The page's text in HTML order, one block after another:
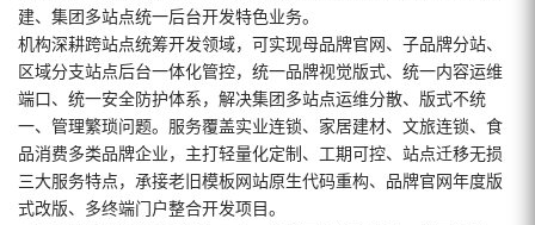
建、集团多站点统一后台开发特色业务。
机构深耕跨站点统筹开发领域，可实现母品牌官网、子品牌分站、
区域分支站点后台一体化管控，统一品牌视觉版式、统一内容运维
端口、统一安全防护体系，解决集团多站点运维分散、版式不统
一、管理繁琐问题。服务覆盖实业连锁、家居建材、文旅连锁、食
品消费多类品牌企业，主打轻量化定制、工期可控、站点迁移无损
三大服务特点，承接老旧模板网站原生代码重构、品牌官网年度版
式改版、多终端门户整合开发项目。